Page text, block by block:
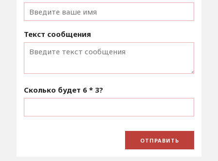
Текст сообщения
Сколько будет 6 * 3?